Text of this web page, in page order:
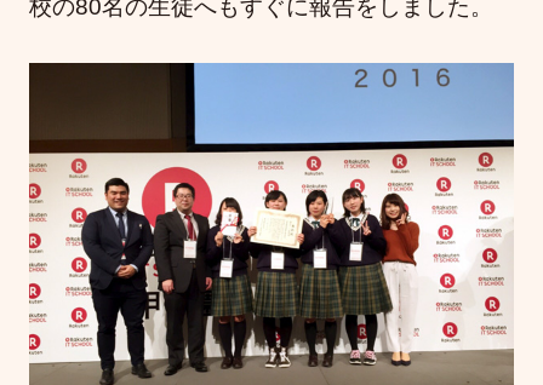
校の80名の生徒へもすぐに報告をしました。